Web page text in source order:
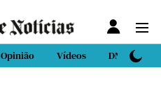
Opinião Vídeos DN Sport